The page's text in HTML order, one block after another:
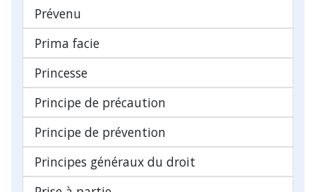
Prévenu
Prima facie
Princesse
Principe de précaution
Principe de prévention
Principes généraux du droit